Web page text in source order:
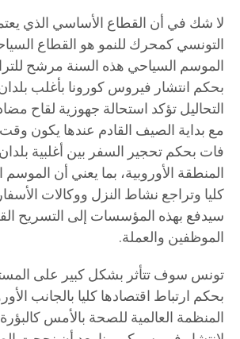
لا شك في أن القطاع الأساسي الذي
التونسي كمحرك للنمو هو القطاع
الموسم السياحي هذه السنة مرشح
بحكم انتشار فيروس كورونا بأغلب
التحاليل تؤكد استحالة جهوزية لقاح
مع بداية الصيف القادم عندها يكون
فات بحكم تحجير السفر بين أغلبية
المنطقة الأوروبية، بما يعني أن
كليا وتراجع نشاط النزل ووكالات
سيدفع بهذه المؤسسات إلى التسريح
الموظفين والعملة.
تونس سوف تتأثر بشكل كبير على
بحكم ارتباط اقتصادها كليا بالجانب
المنظمة العالمية للصحة بالأمس كالبؤرة